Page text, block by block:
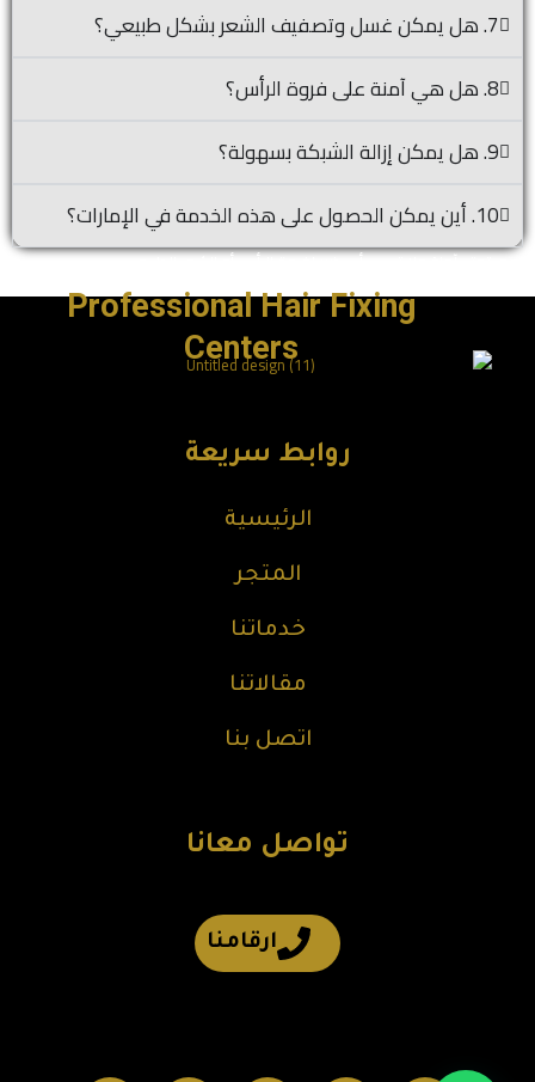
7. هل يمكن غسل وتصفيف الشعر بشكل طبيعي؟
8. هل هي آمنة على فروة الرأس؟
9. هل يمكن إزالة الشبكة بسهولة؟
10. أين يمكن الحصول على هذه الخدمة في الإمارات؟
نعم، تعتبر آمنة ولا تسبب أي ضرر لفروة الرأس أو الشعر الطبيعي.
Professional Hair Fixing
Centers
روابط سريعة
الرئيسية
المتجر
خدماتنا
مقالاتنا
اتصل بنا
تواصل معانا
ارقامنا